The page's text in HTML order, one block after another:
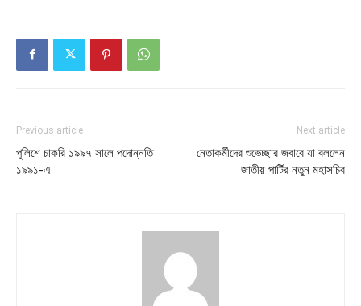
Previous article
পুলিশে চাকরি ১৯৯৭ সালে পদোন্নতি
১৯৯১-এ
Next article
নেতাকর্মীদের শুভেচ্ছার জবাবে যা বললেন
জাতীয় পার্টির নতুন মহাসচিব